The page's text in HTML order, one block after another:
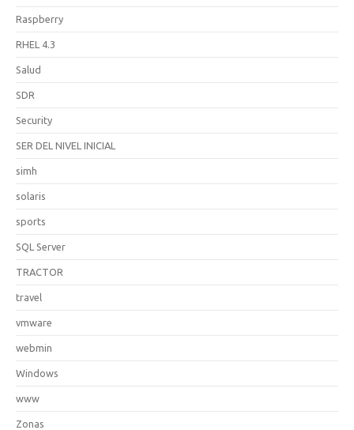
Raspberry
RHEL 4.3
Salud
SDR
Security
SER DEL NIVEL INICIAL
simh
solaris
sports
SQL Server
TRACTOR
travel
vmware
webmin
Windows
www
Zonas